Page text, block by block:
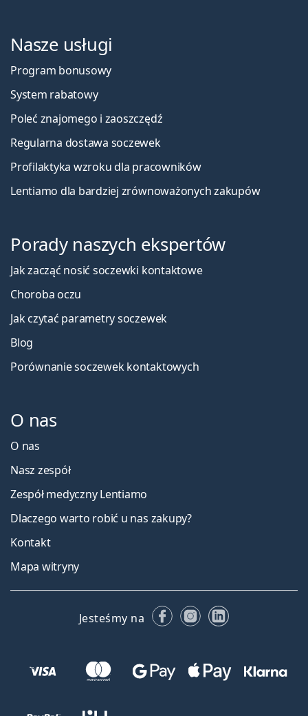
Nasze usługi
Program bonusowy
System rabatowy
Poleć znajomego i zaoszczędź
Regularna dostawa soczewek
Profilaktyka wzroku dla pracowników
Lentiamo dla bardziej zrównoważonych zakupów
Porady naszych ekspertów
Jak zacząć nosić soczewki kontaktowe
Choroba oczu
Jak czytać parametry soczewek
Blog
Porównanie soczewek kontaktowych
O nas
O nas
Nasz zespół
Zespół medyczny Lentiamo
Dlaczego warto robić u nas zakupy?
Kontakt
Mapa witryny
Jesteśmy na FacebookuInstagramie
LinkedIn